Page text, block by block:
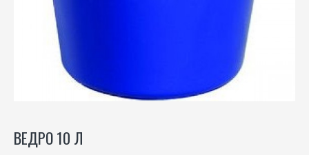
ВЕДРО 10 Л